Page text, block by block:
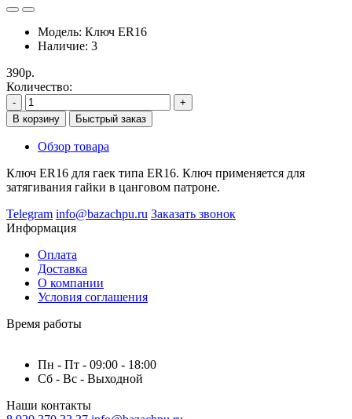
Модель: Ключ ER16
Наличие: 3
390р.
Количество:
-
+
В корзину
Быстрый заказ
Обзор товара
Ключ ER16 для гаек типа ER16. Ключ применяется для
затягивания гайки в цанговом патроне.
Telegram info@bazachpu.ru Заказать звонок
Информация
Оплата
Доставка
О компании
Условия соглашения
Время работы
Пн - Пт - 09:00 - 18:00
Сб - Вс - Выходной
Наши контакты